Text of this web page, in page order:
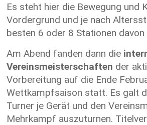
Es steht hier die Bewegung und
Vordergrund und je nach
besten 6 oder 8 Stationen
Am Abend fanden dann die
Vereinsmeisterschaften der
Vorbereitung auf die Ende
Wettkampfsaison statt. Es galt
Turner je Gerät und den
Mehrkampf auszuturnen.